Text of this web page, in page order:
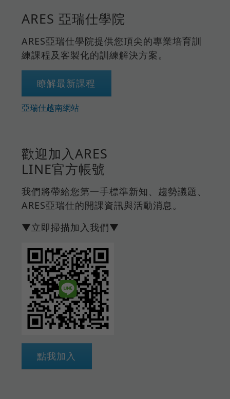
ARES 亞瑞仕學院
ARES亞瑞仕學院提供您頂尖的專業培育訓
練課程及客製化的訓練解決方案。
瞭解最新課程
亞瑞仕越南網站
歡迎加入ARES
LINE官方帳號
我們將帶給您第一手標準新知、趨勢議題、
ARES亞瑞仕的開課資訊與活動消息。
▼立即掃描加入我們▼
點我加入